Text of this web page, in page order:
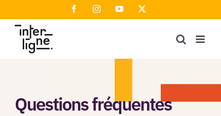
au
contenu
FacebookInstagramYouTube
Questions fréquentes